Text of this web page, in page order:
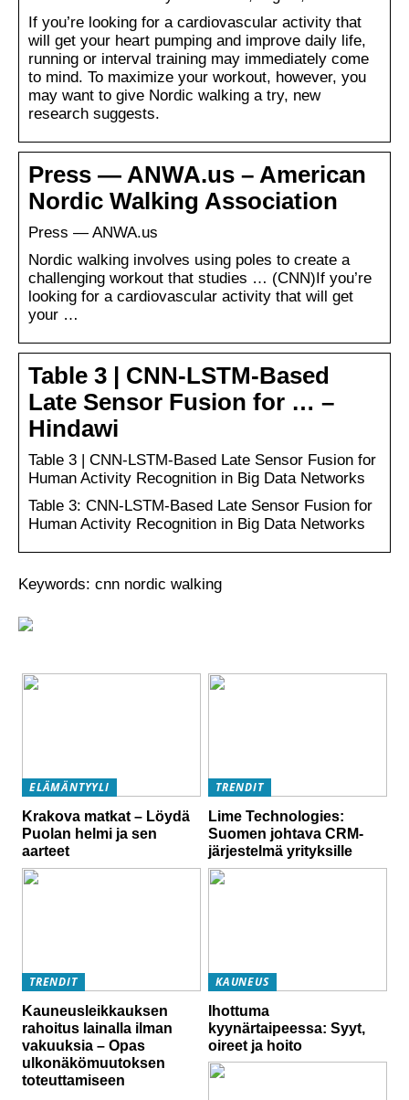
If you’re looking for a cardiovascular activity that
will get your heart pumping and improve daily life,
running or interval training may immediately come
to mind. To maximize your workout, however, you
may want to give Nordic walking a try, new
research suggests.
Press — ANWA.us – American
Nordic Walking Association
Press — ANWA.us
Nordic walking involves using poles to create a
challenging workout that studies … (CNN)If you’re
looking for a cardiovascular activity that will get
your …
Table 3 | CNN-LSTM-Based
Late Sensor Fusion for … –
Hindawi
Table 3 | CNN-LSTM-Based Late Sensor Fusion for
Human Activity Recognition in Big Data Networks
Table 3: CNN-LSTM-Based Late Sensor Fusion for
Human Activity Recognition in Big Data Networks
Keywords: cnn nordic walking
ELÄMÄNTYYLI
Krakova matkat – Löydä
Puolan helmi ja sen
aarteet
TRENDIT
Lime Technologies:
Suomen johtava CRM-
järjestelmä yrityksille
TRENDIT
Kauneusleikkauksen
rahoitus lainalla ilman
vakuuksia – Opas
ulkonäkömuutoksen
toteuttamiseen
KAUNEUS
Ihottuma
kyynärtaipeessa: Syyt,
oireet ja hoito